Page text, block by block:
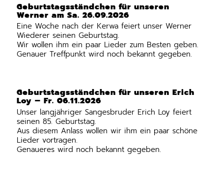
Geburtstagsständchen für unseren
Werner am Sa. 26.09.2026
Eine Woche nach der Kerwa feiert unser Werner
Wiederer seinen Geburtstag.
Wir wollen ihm ein paar Lieder zum Besten geben.
Genauer Treffpunkt wird noch bekannt gegeben.
Geburtstagsständchen für unseren Erich
Loy – Fr. 06.11.2026
Unser langjähriger Sangesbruder Erich Loy feiert
seinen 85. Geburtstag.
Aus diesem Anlass wollen wir ihm ein paar schöne
Lieder vortragen.
Genaueres wird noch bekannt gegeben.